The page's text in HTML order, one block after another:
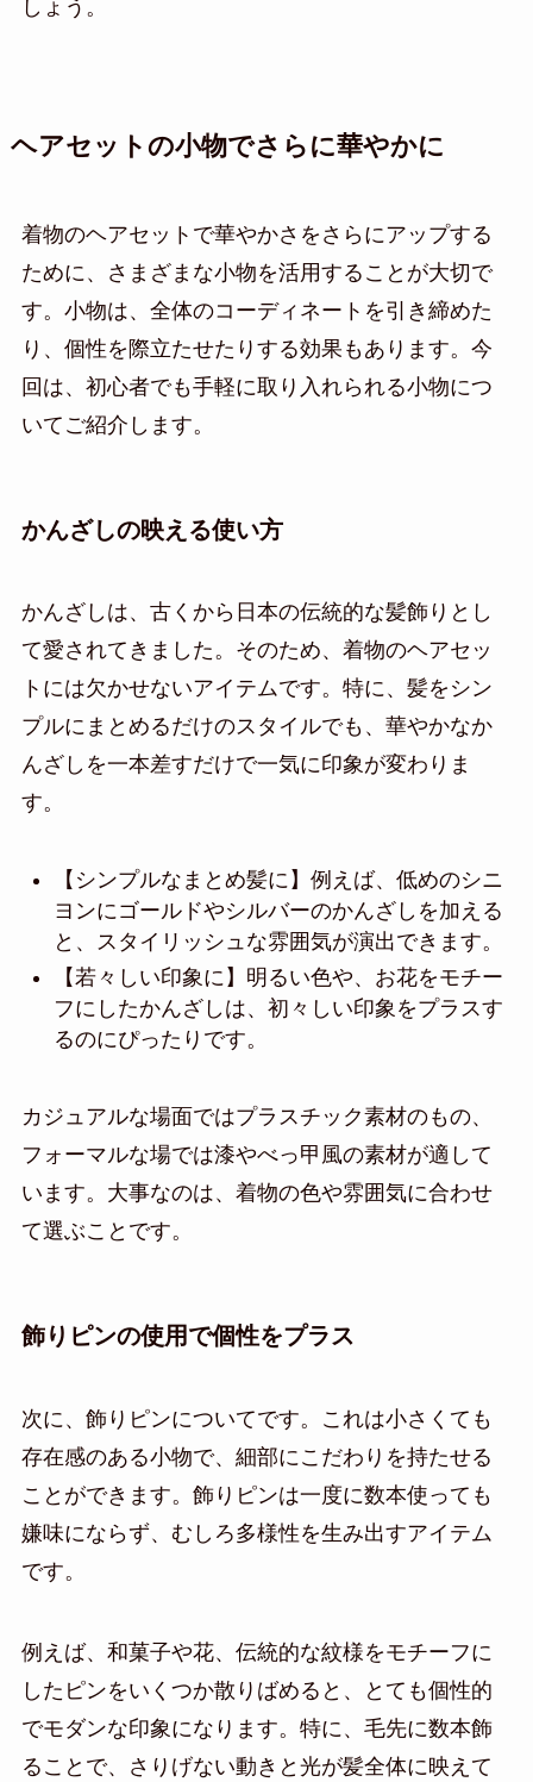
しょう。
ヘアセットの小物でさらに華やかに
着物のヘアセットで華やかさをさらにアップする
ために、さまざまな小物を活用することが大切で
す。小物は、全体のコーディネートを引き締めた
り、個性を際立たせたりする効果もあります。今
回は、初心者でも手軽に取り入れられる小物につ
いてご紹介します。
かんざしの映える使い方
かんざしは、古くから日本の伝統的な髪飾りとし
て愛されてきました。そのため、着物のヘアセッ
トには欠かせないアイテムです。特に、髪をシン
プルにまとめるだけのスタイルでも、華やかなか
んざしを一本差すだけで一気に印象が変わりま
す。
【シンプルなまとめ髪に】例えば、低めのシニ
ヨンにゴールドやシルバーのかんざしを加える
と、スタイリッシュな雰囲気が演出できます。
【若々しい印象に】明るい色や、お花をモチー
フにしたかんざしは、初々しい印象をプラスす
るのにぴったりです。
カジュアルな場面ではプラスチック素材のもの、
フォーマルな場では漆やべっ甲風の素材が適して
います。大事なのは、着物の色や雰囲気に合わせ
て選ぶことです。
飾りピンの使用で個性をプラス
次に、飾りピンについてです。これは小さくても
存在感のある小物で、細部にこだわりを持たせる
ことができます。飾りピンは一度に数本使っても
嫌味にならず、むしろ多様性を生み出すアイテム
です。
例えば、和菓子や花、伝統的な紋様をモチーフに
したピンをいくつか散りばめると、とても個性的
でモダンな印象になります。特に、毛先に数本飾
ることで、さりげない動きと光が髪全体に映えて